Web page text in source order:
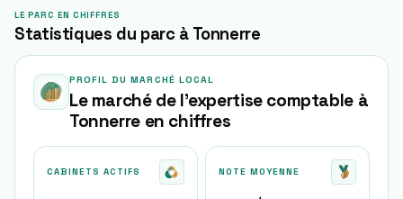
LE PARC EN CHIFFRES
Statistiques du parc à Tonnerre
PROFIL DU MARCHÉ LOCAL
Le marché de l'expertise comptable à
Tonnerreen chiffres
CABINETS ACTIFS NOTE MOYENNE